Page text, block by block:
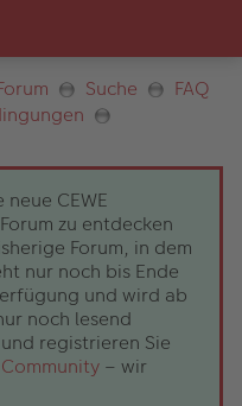
Suche
FAQ
CEWE
zu entdecken
Forum, in dem
nur noch bis Ende
und wird ab
noch lesend
registrieren Sie
– wir